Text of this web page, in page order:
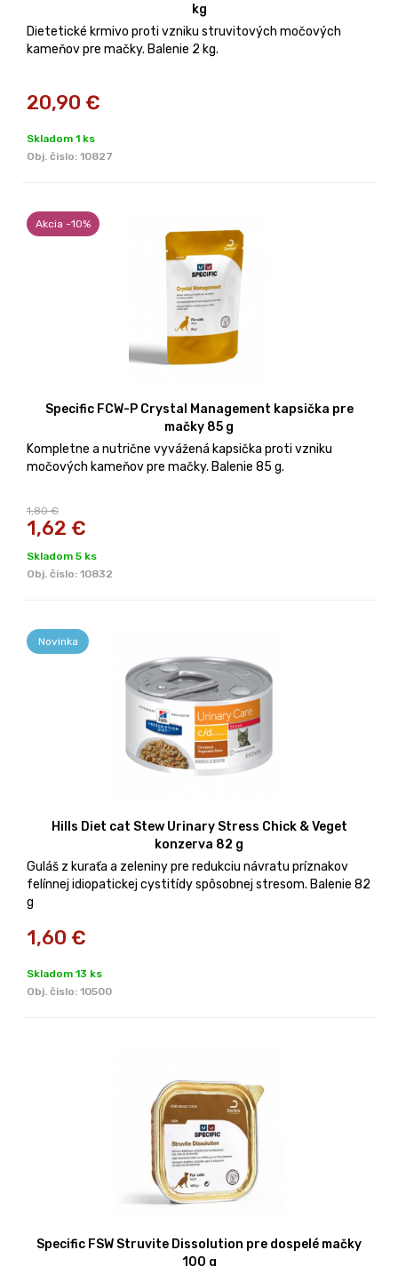
kg
Dietetické krmivo proti vzniku struvitových močových
kameňov pre mačky. Balenie 2 kg.
20,90 €
Skladom 1 ks
Obj. čislo: 10827
Akcia -10%
Specific FCW-P Crystal Management kapsička pre
mačky 85 g
Kompletne a nutrične vyvážená kapsička proti vzniku
močových kameňov pre mačky. Balenie 85 g.
1,80 €
1,62 €
Skladom 5 ks
Obj. čislo: 10832
Novinka
Hills Diet cat Stew Urinary Stress Chick & Veget
konzerva 82 g
Guláš z kuraťa a zeleniny pre redukciu návratu príznakov
felínnej idiopatickej cystitídy spôsobnej stresom. Balenie 82
g
1,60 €
Skladom 13 ks
Obj. čislo: 10500
Specific FSW Struvite Dissolution pre dospelé mačky
100 g